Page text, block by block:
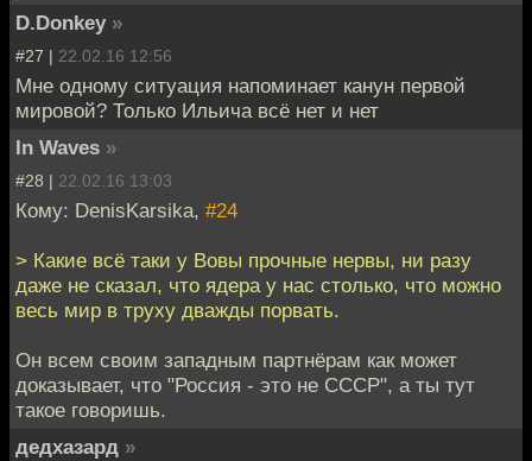
D.Donkey »
#27 | 22.02.16 12:56
Мне одному ситуация напоминает канун первой
мировой? Только Ильича всё нет и нет
In Waves »
#28 | 22.02.16 13:03
Кому: DenisKarsika, #24
> Какие всё таки у Вовы прочные нервы, ни разу
даже не сказал, что ядера у нас столько, что можно
весь мир в труху дважды порвать.
Он всем своим западным партнёрам как может
доказывает, что "Россия - это не СССР", а ты тут
такое говоришь.
дедхазард »